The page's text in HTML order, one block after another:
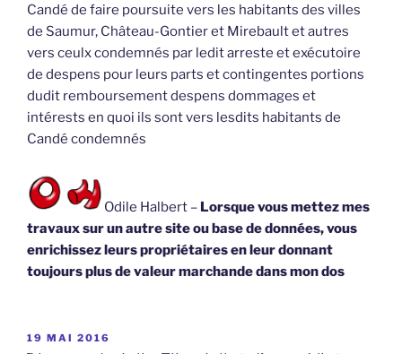
Candé de faire poursuite vers les habitants des villes
de Saumur, Château-Gontier et Mirebault et autres
vers ceulx condemnés par ledit arreste et exécutoire
de despens pour leurs parts et contingentes portions
dudit remboursement despens dommages et
intérests en quoi ils sont vers lesdits habitants de
Candé condemnés
Odile Halbert – Lorsque vous mettez mes
travaux sur un autre site ou base de données, vous
enrichissez leurs propriétaires en leur donnant
toujours plus de valeur marchande dans mon dos
PUBLIÉ
19 MAI 2016